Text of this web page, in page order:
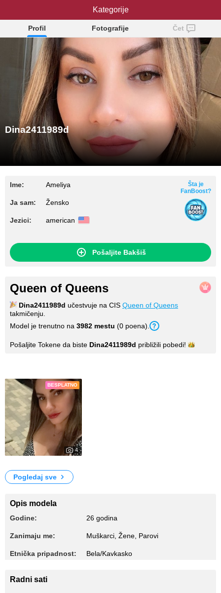
Dina2411989d
Profil Fotografije Čet
Dina2411989d
Ime: Ameliya
Ja sam: Žensko
Jezici: american
Šta je
FanBoost?
Pošaljite Bakšiš
Queen of Queens
Dina2411989d učestvuje na CIS Queen of Queens
takmičenju.
Model je trenutno na 3982 mestu (0 poena).
Pošaljite Tokene da biste Dina2411989d približili pobedi!
BESPLATNO
4
Pogledaj sve
Opis modela
Godine: 26 godina
Zanimaju me: Muškarci, Žene, Parovi
Etnička pripadnost: Bela/Kavkasko
Radni sati
Kategorije